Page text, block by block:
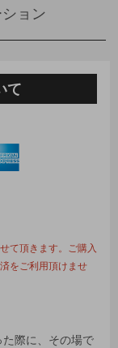
ョン
て
て頂きます。ご購入
をご利用頂けませ
際に、その場で